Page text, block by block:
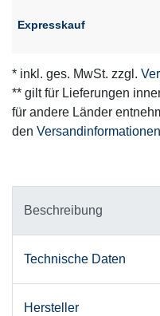
Expresskauf
* inkl. ges. MwSt. zzgl.
** gilt für Lieferungen
für andere Länder
den Versandinformationen
Beschreibung
Technische Daten
Hersteller